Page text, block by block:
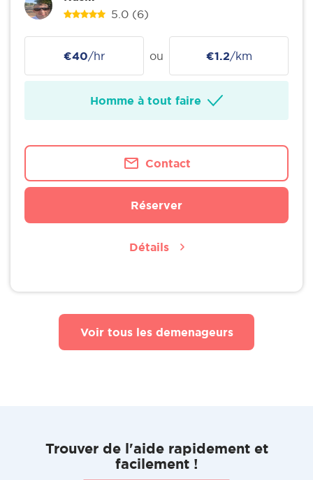
5.0 (6)
€40/hr ou €1.2/km
Homme à tout faire
Contact
Réserver
Détails
Voir tous les demenageurs
Trouver de l'aide rapidement et
facilement !